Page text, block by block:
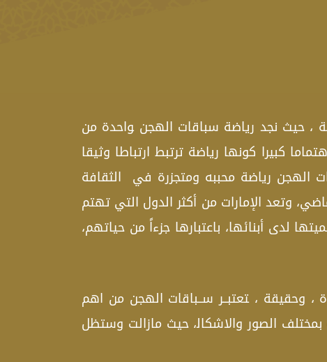
، حيث نجد رياضة سباقات الهجن ‍واحدة من
كبيرا كونها رياضة ترتبط ارتباطا وثيقا
الهجن رياضة‍ محبب‍ه ومتجزرة في ‍ الثقافة
وتعد الإمارات من أكثر الدول التي تهتم
لدى أبنائها، باعتبارها جزءاً من حياتهم،
‍، وحقيقة ، ‍تعتبــر ســباقات الهجن من اهم
بمختلف الصور والاشكال‍، حيث مازالت وستظل